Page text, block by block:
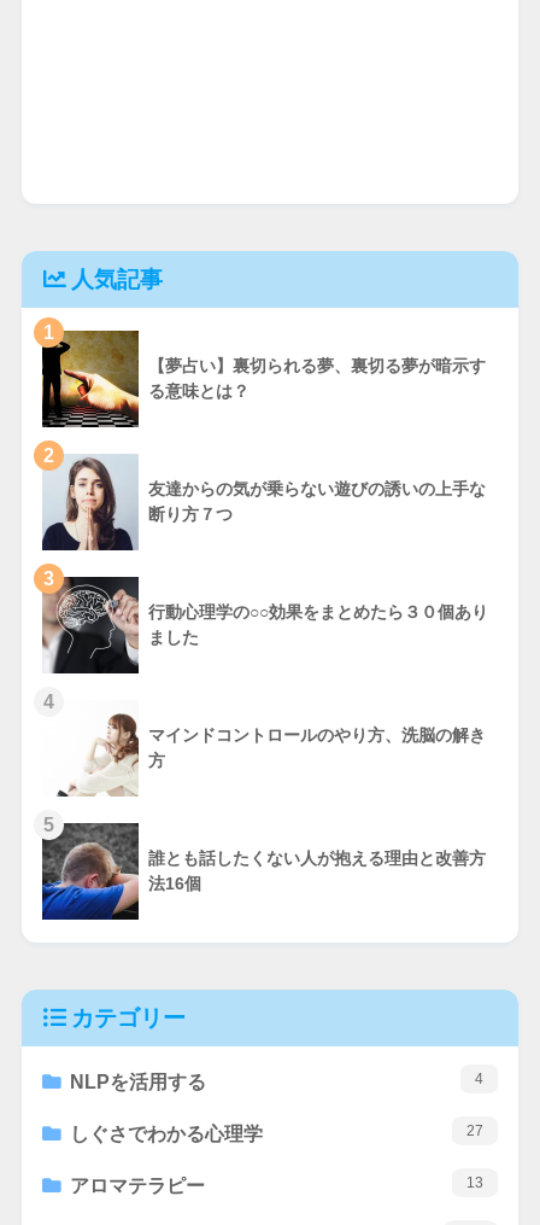
人気記事
1
【夢占い】裏切られる夢、裏切る夢が暗示す
る意味とは？
2
友達からの気が乗らない遊びの誘いの上手な
断り方７つ
3
行動心理学の○○効果をまとめたら３０個あり
ました
4
マインドコントロールのやり方、洗脳の解き
方
5
誰とも話したくない人が抱える理由と改善方
法16個
カテゴリー
NLPを活用する 4
しぐさでわかる心理学 27
アロマテラピー 13